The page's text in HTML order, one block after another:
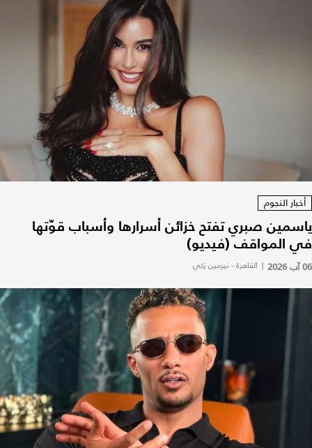
أخبار النجوم
ياسمين صبري تفتح خزائن أسرارها وأسباب قوّتها
في المواقف (فيديو)
06 آب 2026 | القاهرة - نيرمين زكي